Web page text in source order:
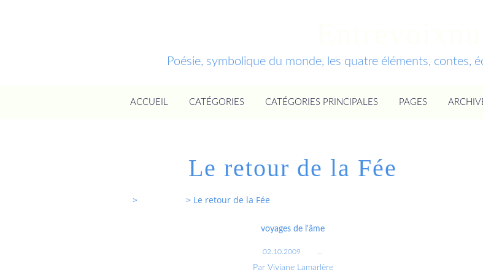
Poésie, symbolique du monde, les quatre éléments, contes,
ACCUEIL CATÉGORIES CATÉGORIES PRINCIPALES PAGES
Le retour de la Fée
> > Le retour de la Fée
voyages de l'âme
02.10.2009
Par Viviane Lamarlère